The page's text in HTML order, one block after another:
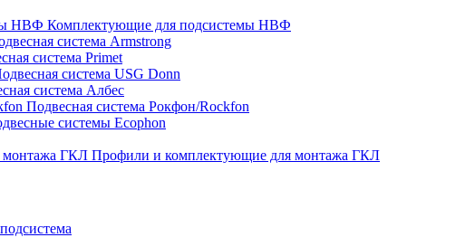
Комплектующие для подсистемы НВФ
система Armstrong
система Primet
система USG Donn
система Албес
Подвесная система Рокфон/Rockfon
системы Ecophon
Профили и комплектующие для монтажа ГКЛ